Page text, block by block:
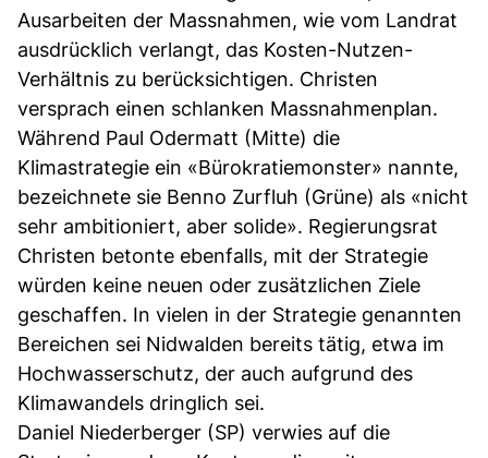
Ausarbeiten der Massnahmen, wie vom Landrat
ausdrücklich verlangt, das Kosten-Nutzen-
Verhältnis zu berücksichtigen. Christen
versprach einen schlanken Massnahmenplan.
Während Paul Odermatt (Mitte) die
Klimastrategie ein «Bürokratiemonster» nannte,
bezeichnete sie Benno Zurfluh (Grüne) als «nicht
sehr ambitioniert, aber solide». Regierungsrat
Christen betonte ebenfalls, mit der Strategie
würden keine neuen oder zusätzlichen Ziele
geschaffen. In vielen in der Strategie genannten
Bereichen sei Nidwalden bereits tätig, etwa im
Hochwasserschutz, der auch aufgrund des
Klimawandels dringlich sei.
Daniel Niederberger (SP) verwies auf die